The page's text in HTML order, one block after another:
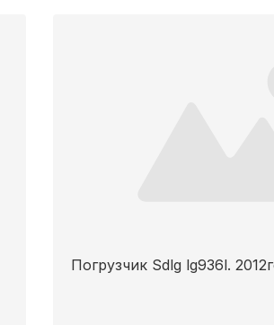
Погрузчик Sdlg lg936l.